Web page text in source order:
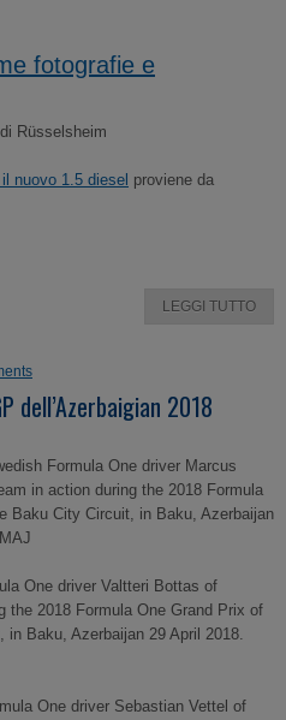
fotografie e
Rüsselsheim
nuovo 1.5 diesel proviene da
LEGGI TUTTO
dell’Azerbaigian 2018
Formula One driver Marcus
in action during the 2018 Formula
Baku City Circuit, in Baku, Azerbaijan
One driver Valtteri Bottas of
the 2018 Formula One Grand Prix of
Baku, Azerbaijan 29 April 2018.
One driver Sebastian Vettel of